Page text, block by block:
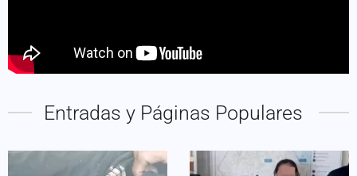
Entradas y Páginas Populares